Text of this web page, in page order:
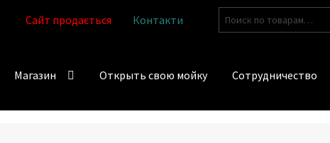
Сайт продається Контакти Искать:
Магазин Открыть свою мойку Сотрудничество